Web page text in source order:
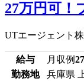
27万円可！
UTエージェント
給与 月収例
勤務地
兵庫県